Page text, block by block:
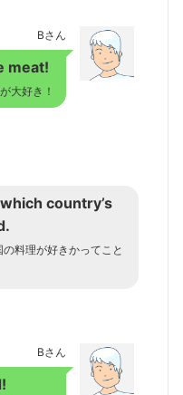
Bさん
meat!
大好き！
country’s
料理が好きかってこと
Bさん